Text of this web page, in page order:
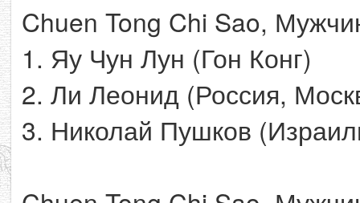
Chuen Tong Chi Sao,
1. Яу Чун Лун (Гон Конг)
2. Ли Леонид (Россия,
3. Николай Пушков